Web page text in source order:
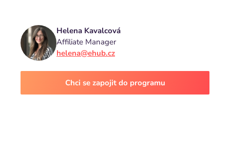
Helena Kavalcová
Affiliate Manager
helena@ehub.cz
Chci se zapojit do programu